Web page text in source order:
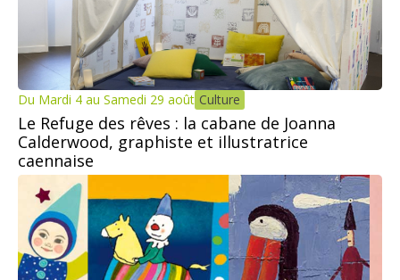
Du Mardi 4 au Samedi 29 août Culture
Le Refuge des rêves : la cabane de Joanna
Calderwood, graphiste et illustratrice
caennaise